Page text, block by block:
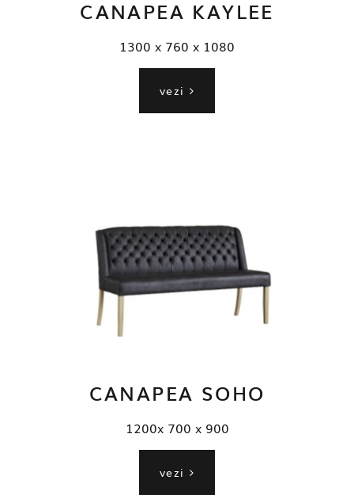
CANAPEA KAYLEE
1300 x 760 x 1080
vezi
CANAPEA SOHO
1200x 700 x 900
vezi